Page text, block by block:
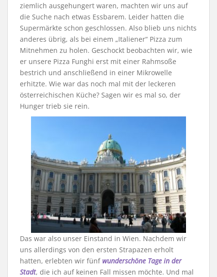
ziemlich ausgehungert waren, machten wir uns auf
die Suche nach etwas Essbarem. Leider hatten die
Supermärkte schon geschlossen. Also blieb uns nichts
anderes übrig, als bei einem „Italiener“ Pizza zum
Mitnehmen zu holen. Geschockt beobachten wir, wie
er unsere Pizza Funghi erst mit einer Rahmsoße
bestrich und anschließend in einer Mikrowelle
erhitzte. Wie war das noch mal mit der leckeren
österreichischen Küche? Sagen wir es mal so, der
Hunger trieb sie rein.
Das war also unser Einstand in Wien. Nachdem wir
uns allerdings von den ersten Strapazen erholt
hatten, erlebten wir fünfwunderschöne Tage in der
Stadt, die ich auf keinen Fall missen möchte. Und mal